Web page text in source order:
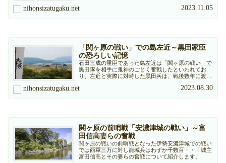
nihonsizatugaku.net 2023.11.05
「関ヶ原の戦い」での島左近～黒田家臣
の恐ろしい記憶
石田三成の重臣であった島左近は「関ヶ原の戦い」で
黒田隊を相手に鬼神のごとく奮戦したといわれてお
り、左近と実際に対峙した黒田兵は、戦後数年に渡っ
ます。
nihonsizatugaku.net 2023.08.30
関ヶ原の前哨戦「安濃津城の戦い」～富
田信高妻らの奮戦
関ヶ原の戦いの前哨戦となった伊勢安濃津城での戦い
では西軍三万に対し籠城兵はわずか千数百・・・城主
富田信高とその妻らの奮戦について紹介します。